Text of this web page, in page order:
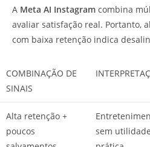
A Meta AI Instagram combina
avaliar satisfação real. Portanto,
com baixa retenção indica
COMBINAÇÃO DE
SINAIS
Alta retenção +
poucos
sem utilidade